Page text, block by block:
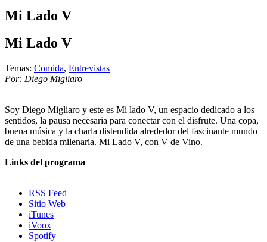
Mi Lado V
Mi Lado V
Temas: Comida, Entrevistas
Por: Diego Migliaro
Soy Diego Migliaro y este es Mi lado V, un espacio dedicado a los
sentidos, la pausa necesaria para conectar con el disfrute. Una copa,
buena música y la charla distendida alrededor del fascinante mundo
de una bebida milenaria. Mi Lado V, con V de Vino.
Links del programa
RSS Feed
Sitio Web
iTunes
iVoox
Spotify